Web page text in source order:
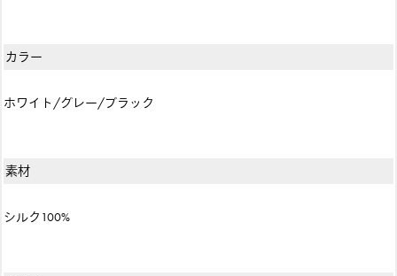
カラー
ホワイト/グレー/ブラック
素材
シルク100%